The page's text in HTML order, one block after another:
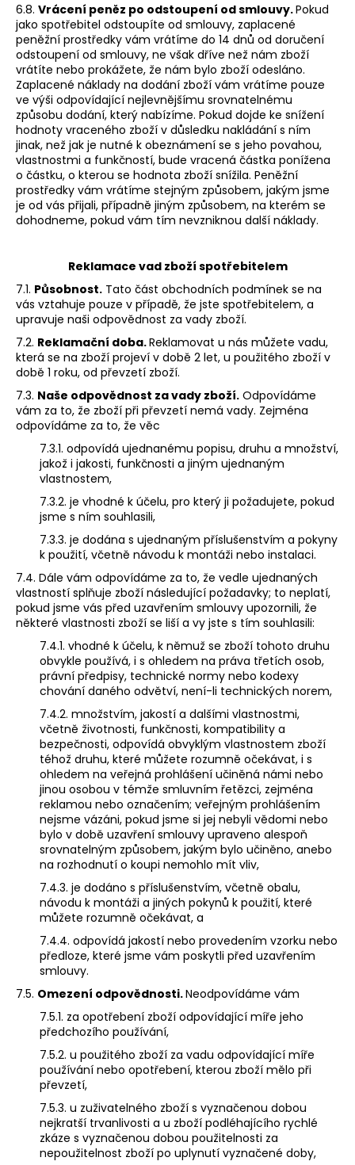
6.8. Vrácení peněz po odstoupení od smlouvy.Pokud
jako spotřebitel odstoupíte od smlouvy, zaplacené
peněžní prostředky vám vrátíme do 14 dnů od doručení
odstoupení od smlouvy, ne však dříve než nám zboží
vrátíte nebo prokážete, že nám bylo zboží odesláno.
Zaplacené náklady na dodání zboží vám vrátíme pouze
ve výši odpovídající nejlevnějšímu srovnatelnému
způsobu dodání, který nabízíme. Pokud dojde ke snížení
hodnoty vraceného zboží v důsledku nakládání s ním
jinak, než jak je nutné k obeznámení se s jeho povahou,
vlastnostmi a funkčností, bude vracená částka ponížena
o částku, o kterou se hodnota zboží snížila. Peněžní
prostředky vám vrátíme stejným způsobem, jakým jsme
je od vás přijali, případně jiným způsobem, na kterém se
dohodneme, pokud vám tím nevzniknou další náklady.
Reklamace vad zboží spotřebitelem
7.1. Působnost. Tato část obchodních podmínek se na
vás vztahuje pouze v případě, že jste spotřebitelem, a
upravuje naši odpovědnost za vady zboží.
7.2. Reklamační doba.Reklamovat u nás můžete vadu,
která se na zboží projeví v době 2 let, u použitého zboží v
době 1 roku, od převzetí zboží.
7.3. Naše odpovědnost za vady zboží. Odpovídáme
vám za to, že zboží při převzetí nemá vady. Zejména
odpovídáme za to, že věc
7.3.1. odpovídá ujednanému popisu, druhu a množství,
jakož i jakosti, funkčnosti a jiným ujednaným
vlastnostem,
7.3.2. je vhodné k účelu, pro který ji požadujete, pokud
jsme s ním souhlasili,
7.3.3. je dodána s ujednaným příslušenstvím a pokyny
k použití, včetně návodu k montáži nebo instalaci.
7.4. Dále vám odpovídáme za to, že vedle ujednaných
vlastností splňuje zboží následující požadavky; to neplatí,
pokud jsme vás před uzavřením smlouvy upozornili, že
některé vlastnosti zboží se liší a vy jste s tím souhlasili:
7.4.1. vhodné k účelu, k němuž se zboží tohoto druhu
obvykle používá, i s ohledem na práva třetích osob,
právní předpisy, technické normy nebo kodexy
chování daného odvětví, není-li technických norem,
7.4.2. množstvím, jakostí a dalšími vlastnostmi,
včetně životnosti, funkčnosti, kompatibility a
bezpečnosti, odpovídá obvyklým vlastnostem zboží
téhož druhu, které můžete rozumně očekávat, i s
ohledem na veřejná prohlášení učiněná námi nebo
jinou osobou v témže smluvním řetězci, zejména
reklamou nebo označením; veřejným prohlášením
nejsme vázáni, pokud jsme si jej nebyli vědomi nebo
bylo v době uzavření smlouvy upraveno alespoň
srovnatelným způsobem, jakým bylo učiněno, anebo
na rozhodnutí o koupi nemohlo mít vliv,
7.4.3. je dodáno s příslušenstvím, včetně obalu,
návodu k montáži a jiných pokynů k použití, které
můžete rozumně očekávat, a
7.4.4. odpovídá jakostí nebo provedením vzorku nebo
předloze, které jsme vám poskytli před uzavřením
smlouvy.
7.5. Omezení odpovědnosti.Neodpovídáme vám
7.5.1. za opotřebení zboží odpovídající míře jeho
předchozího používání,
7.5.2. u použitého zboží za vadu odpovídající míře
používání nebo opotřebení, kterou zboží mělo při
převzetí,
7.5.3. u zuživatelného zboží s vyznačenou dobou
nejkratší trvanlivosti a u zboží podléhajícího rychlé
zkáze s vyznačenou dobou použitelnosti za
nepoužitelnost zboží po uplynutí vyznačené doby,